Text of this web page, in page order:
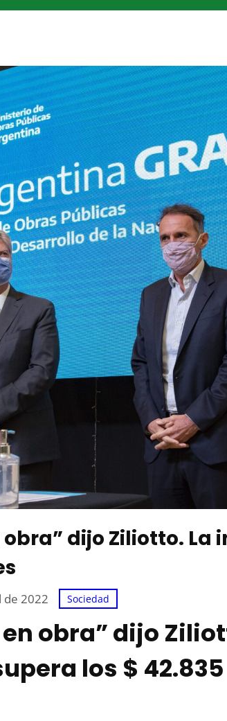
dijo Ziliotto.
de 2022 Sociedad
obra” dijo
los $ 42.835